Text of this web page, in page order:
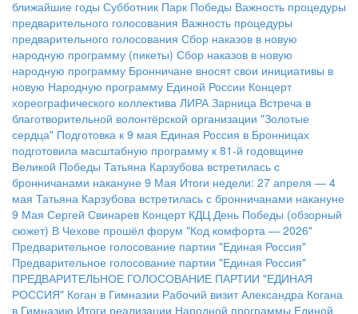
ближайшие годы Субботник Парк Победы Важность процедуры
предварительного голосования Важность процедуры
предварительного голосования Сбор наказов в новую
народную программу (пикеты) Сбор наказов в новую
народную программу Бронничане вносят свои инициативы в
новую Народную программу Единой России Концерт
хореографического коллектива ЛИРА Зарница Встреча в
благотворительной волонтёрской организации "Золотые
сердца" Подготовка к 9 мая Единая Россия в Бронницах
подготовила масштабную программу к 81-й годовщине
Великой Победы Татьяна Карзубова встретилась с
бронничанами накануне 9 Мая Итоги недели: 27 апреля — 4
мая Татьяна Карзубова встретилась с бронничанами накануне
9 Мая Сергей Свинарев Концерт КДЦ День Победы (обзорный
сюжет) В Чехове прошёл форум "Код комфорта — 2026"
Предварительное голосование партии "Единая Россия"
Предварительное голосование партии "Единая Россия"
ПРЕДВАРИТЕЛЬНОЕ ГОЛОСОВАНИЕ ПАРТИИ "ЕДИНАЯ
РОССИЯ" Коган в Гимназии Рабочий визит Александра Когана
в Гимназию Итоги реализации Народной программы Единой